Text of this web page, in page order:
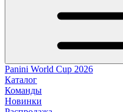
Panini World Cup 2026
Каталог
Команды
Новинки